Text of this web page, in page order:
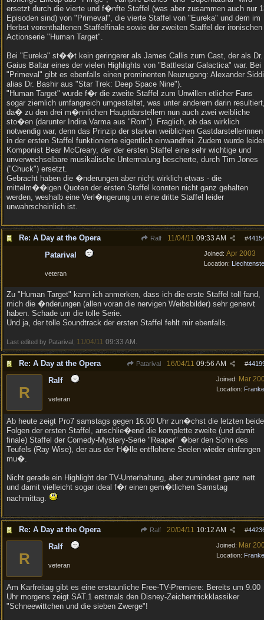
ersetzt durch die vierte und f�nfte Staffel (was aber zusammen auch nur
Episoden sind) von "Primeval", die vierte Staffel von "Eureka" und dem im
Herbst vorenthaltenen Staffelfinale sowie der zweiten Staffel der ironischen
Actionserie "Human Target".
Bei "Eureka" st��t kein geringerer als James Callis zum Cast, der als Dr.
Gaius Baltar eines der vielen Highlights von "Battlestar Galactica" war. Bei
"Primeval" gibt es ebenfalls einen prominenten Neuzugang: Alexander
alias Dr. Bashir aus "Star Trek: Deep Space Nine").
"Human Target" wurde f�r die zweite Staffel zum Unwillen etlicher Fans
sogar ziemlich umfangreich umgestaltet, was unter anderem darin
da� zu den drei m�nnlichen Hauptdarstellern nun auch zwei weibliche
sto�en (darunter Indira Varma aus "Rom"). Fraglich, ob das wirklich
notwendig war, denn das Prinzip der starken weiblichen Gastdarstellerinnen
in der ersten Staffel funktionierte eigentlich einwandfrei. Zudem wurde leider
Komponist Bear McCreary, der der ersten Staffel eine sehr wichtige und
unverwechselbare musikalische Untermalung bescherte, durch Tim Jones
("Chuck") ersetzt.
Gebracht haben die �nderungen aber nicht wirklich etwas - die
mittelm��igen Quoten der ersten Staffel konnten nicht ganz gehalten
werden, weshalb eine Verl�ngerung um eine dritte Staffel leider
unwahrscheinlich ist.
Re: A Day at the Opera Ralf #
11/04/11 09:33 AM
Joined: Apr 2003
Location:
Patarival
veteran
Zu "Human Target" kann ich anmerken, dass ich die erste Staffel toll fand,
mich die �nderungen (allen voran die nervigen Weibsbilder) sehr genervt
haben. Schade um die tolle Serie.
Und ja, der tolle Soundtrack der ersten Staffel fehlt mir ebenfalls.
Last edited by Patarival; 11/04/11 09:33 AM
Re: A Day at the Opera Patarival #
16/04/11 09:56 AM
Joined: Mar
Location:
R
Ralf
veteran
Ab heute zeigt Pro7 samstags gegen 16.00 Uhr zun�chst die letzten
Folgen der ersten Staffel, anschlie�end die komplette zweite (und damit
finale) Staffel der Comedy-Mystery-Serie "Reaper" �ber den Sohn des
Teufels (Ray Wise), der aus der H�lle entflohene Seelen wieder einfangen
mu�.
Nicht gerade ein Highlight der TV-Unterhaltung, aber zumindest ganz nett
und damit vielleicht sogar ideal f�r einen gem�tlichen Samstag
nachmittag.
Re: A Day at the Opera Ralf #
20/04/11 10:12 AM
Joined: Mar
Location:
R
Ralf
veteran
Am Karfreitag gibt es eine erstaunliche Free-TV-Premiere: Bereits um 9.00
Uhr morgens zeigt SAT.1 erstmals den Disney-Zeichentrickklassiker
"Schneewittchen und die sieben Zwerge"!